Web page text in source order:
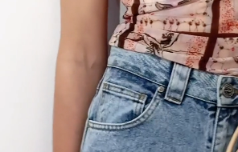
Головные уборы | Шарфы
Украшения
Митенки
Подарочные сертификаты
ЛЕТНИЕ СКИДКИ
Капсула Любовь